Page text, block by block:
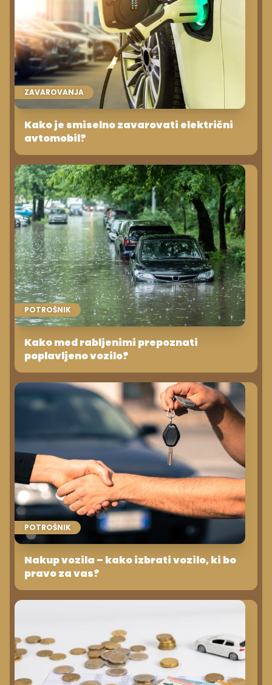
ZAVAROVANJA
Kako je smiselno zavarovati električni
avtomobil?
POTROŠNIK
Kako med rabljenimi prepoznati
poplavljeno vozilo?
POTROŠNIK
Nakup vozila – kako izbrati vozilo, ki bo
pravo za vas?